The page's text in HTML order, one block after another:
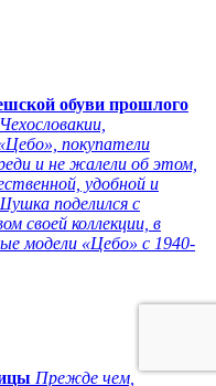
обуви прошлого
покупатели
и не жалели об этом,
удобной и
поделился с
своей коллекции, в
модели «Цебо» с 1940-
Прежде чем,